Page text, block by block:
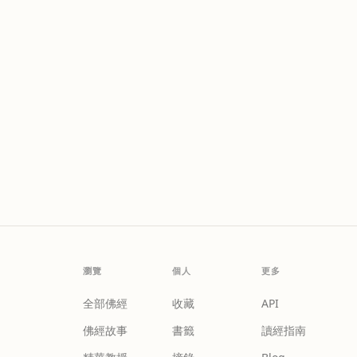
瀏覽
全部佛經
佛經故事
個人
收藏
書籤
更多
API
讀經指南